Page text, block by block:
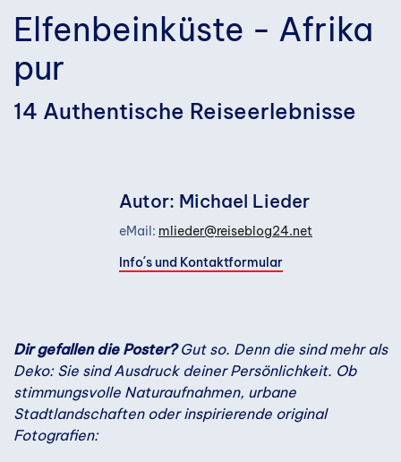
Elfenbeinküste - Afrika
pur
14 Authentische Reiseerlebnisse
Autor: Michael Lieder
eMail: mlieder@reiseblog24.net
Info´s und Kontaktformular
Dir gefallen die Poster?Gut so. Denn die sind mehr als
Deko: Sie sind Ausdruck deiner Persönlichkeit. Ob
stimmungsvolle Naturaufnahmen, urbane
Stadtlandschaften oder inspirierende original
Fotografien: